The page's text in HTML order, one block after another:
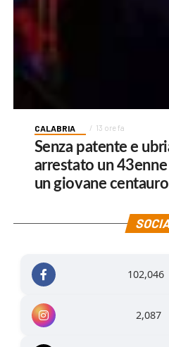
CALABRIA 13 ore fa
Senza patente e
arrestato un
un giovane centauro
102,046
2,087